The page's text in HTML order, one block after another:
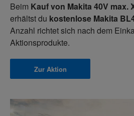
Beim Kauf von Makita 40V max.
erhältst du kostenlose Makita
Anzahl richtet sich nach dem
Aktionsprodukte.
Zur Aktion